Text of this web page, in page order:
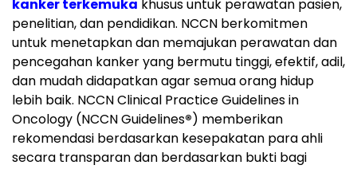
kanker terkemuka khusus untuk perawatan pasien,
penelitian, dan pendidikan. NCCN berkomitmen
untuk menetapkan dan memajukan perawatan dan
pencegahan kanker yang bermutu tinggi, efektif, adil,
dan mudah didapatkan agar semua orang hidup
lebih baik. NCCN Clinical Practice Guidelines in
Oncology (NCCN Guidelines®) memberikan
rekomendasi berdasarkan kesepakatan para ahli
secara transparan dan berdasarkan bukti bagi